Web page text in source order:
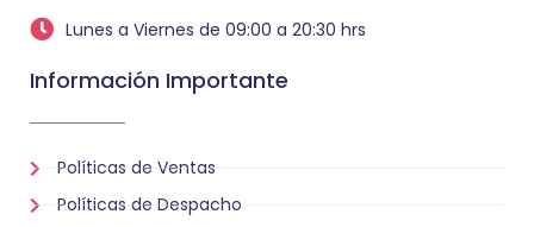
Lunes a Viernes de 09:00 a 20:30 hrs
Información Importante
Políticas de Ventas
Políticas de Despacho